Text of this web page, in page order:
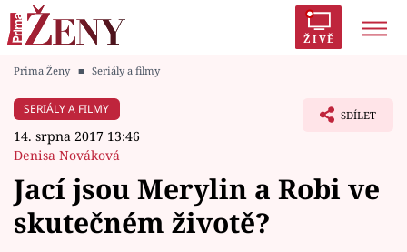
ŽIVĚ
Módní alarm
Témata
Prima Ženy ■ Seriály a filmy
SERIÁLY A FILMY
14. srpna 2017 13:46
Denisa Nováková
SDÍLET
Jací jsou Merylin a Robi ve
skutečném životě?